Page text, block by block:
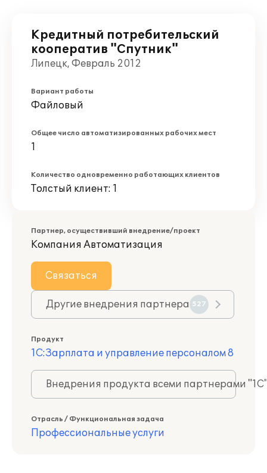
Кредитный потребительский
кооператив "Спутник"
Липецк, Февраль 2012
Вариант работы
Файловый
Общее число автоматизированных рабочих мест
1
Количество одновременно работающих клиентов
Толстый клиент: 1
Партнер, осуществивший внедрение/проект
Компания Автоматизация
Связаться
Другие внедрения партнера 527
Продукт
1С:Зарплата и управление персоналом 8
Внедрения продукта всеми партнерами
Отрасль / Функциональная задача
Профессиональные услуги